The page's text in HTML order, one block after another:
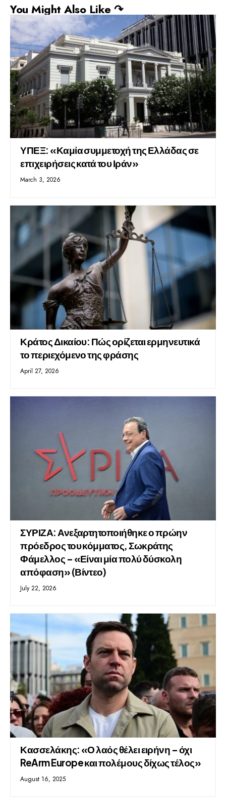
You Might Also Like ↷
ΥΠΕΞ: «Καμία συμμετοχή της Ελλάδας σε
επιχειρήσεις κατά του Ιράν»
March 3, 2026
Κράτος Δικαίου: Πώς ορίζεται ερμηνευτικά
το περιεχόμενο της φράσης
April 27, 2026
ΣΥΡΙΖΑ: Ανεξαρτητοποιήθηκε ο πρώην
πρόεδρος του κόμματος, Σωκράτης
Φάμελλος – «Είναι μία πολύ δύσκολη
απόφαση» (Βίντεο)
July 22, 2026
Κασσελάκης: «Ο λαός θέλει ειρήνη – όχι
ReArm Europe και πολέμους δίχως τέλος»
August 16, 2025